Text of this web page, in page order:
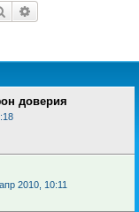
Поиск
доверия
2010, 10:11